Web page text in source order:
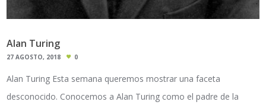
Alan Turing
27 AGOSTO, 2018 0
Alan Turing Esta semana queremos mostrar una faceta
desconocido. Conocemos a Alan Turing como el padre de la